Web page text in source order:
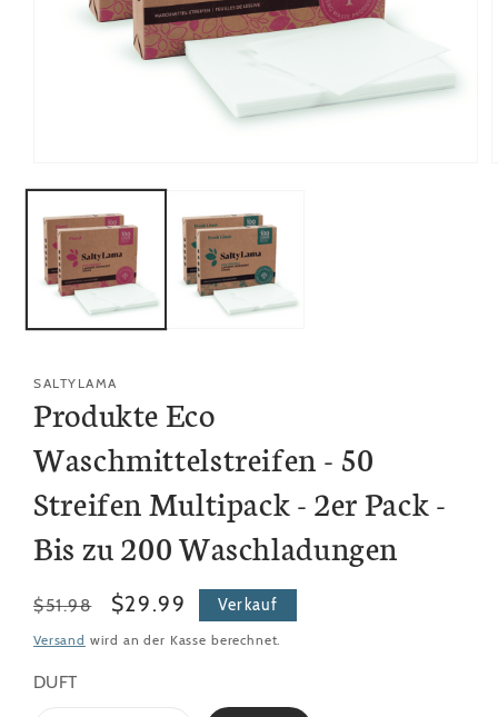
Sie
Medium
modal
SALTYLAMA
Produkte Eco
Waschmittelstreifen - 50
Streifen Multipack - 2er Pack -
Bis zu 200 Waschladungen
Regulärer
Preis
$51.98 Verkaufspreis
$29.99 Verkauf
Versand wird an der Kasse berechnet.
DUFT